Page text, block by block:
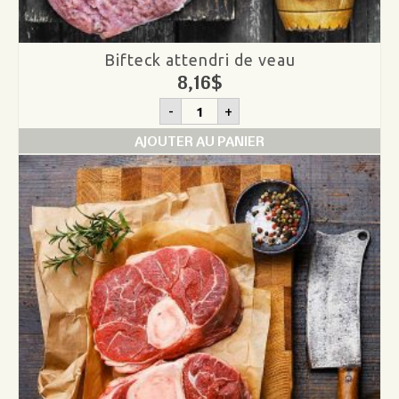
Bifteck attendri de veau
8,16$
- quantité
de
Bifteck
attendri
de
veau
+
AJOUTER AU PANIER